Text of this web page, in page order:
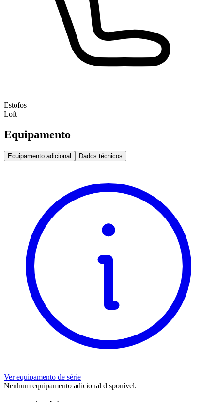
Estofos
Loft
Equipamento
Equipamento adicional Dados técnicos
Ver equipamento de série
Nenhum equipamento adicional disponível.